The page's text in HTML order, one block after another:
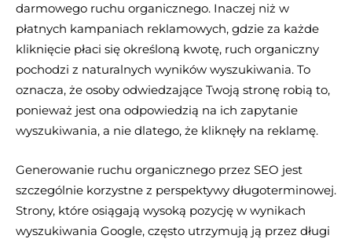
darmowego ruchu organicznego. Inaczej niż w
płatnych kampaniach reklamowych, gdzie za każde
kliknięcie płaci się określoną kwotę, ruch organiczny
pochodzi z naturalnych wyników wyszukiwania. To
oznacza, że osoby odwiedzające Twoją stronę robią to,
ponieważ jest ona odpowiedzią na ich zapytanie
wyszukiwania, a nie dlatego, że kliknęły na reklamę.
Generowanie ruchu organicznego przez SEO jest
szczególnie korzystne z perspektywy długoterminowej.
Strony, które osiągają wysoką pozycję w wynikach
wyszukiwania Google, często utrzymują ją przez długi